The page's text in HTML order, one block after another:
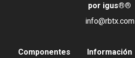
por igus®®
info@rbtx.com
Componentes Información